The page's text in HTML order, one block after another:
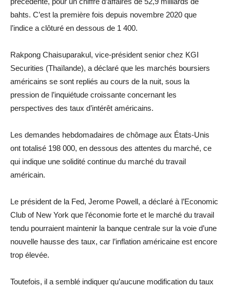
bahts. C’est la première fois depuis novembre 2020 que
l’indice a clôturé en dessous de 1 400.
Rakpong Chaisuparakul, vice-président senior chez KGI
Securities (Thaïlande), a déclaré que les marchés boursiers
américains se sont repliés au cours de la nuit, sous la
pression de l’inquiétude croissante concernant les
perspectives des taux d’intérêt américains.
Les demandes hebdomadaires de chômage aux États-Unis
ont totalisé 198 000, en dessous des attentes du marché, ce
qui indique une solidité continue du marché du travail
américain.
Le président de la Fed, Jerome Powell, a déclaré à l’Economic
Club of New York que l’économie forte et le marché du travail
tendu pourraient maintenir la banque centrale sur la voie d’une
nouvelle hausse des taux, car l’inflation américaine est encore
trop élevée.
Toutefois, il a semblé indiquer qu’aucune modification du taux